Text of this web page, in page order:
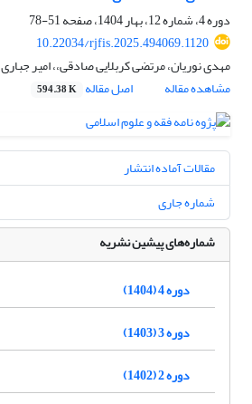
دوره 4، شماره 12، بهار 1404، صفحه
51-78
10.22034/rjfis.2025.494069.1120
مهدی نوریان، مرتضی کربلایی صادقی،، امیر جباری
مشاهده مقاله
اصل مقاله 594.38 K
مقالات آماده انتشار
شماره جاری
شماره‌های پیشین نشریه
دوره 4 (1404)
دوره 3 (1403)
دوره 2 (1402)